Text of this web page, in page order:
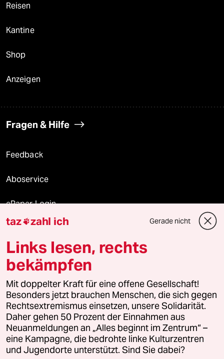
Reisen
Kantine
Shop
Anzeigen
Fragen & Hilfe
Feedback
Aboservice
ePaper Login
Downloads für Abonnierende
© 2026 taz Verlags und Vertriebs GmbH
Alle Rechte vorbehalten. Bei rechtlichen Fragen oder für Genehmigungen
wenden Sie sich bitte an
lizenzen@taz.de
Feedback Redaktionsstatut Kommune-Richtlinien
Leitlinie Informant Datenschutz Impressum AGB
taz zahl ich Gerade nicht
Links lesen, rechts
bekämpfen
Mit doppelter Kraft für eine offene Gesellschaft!
Besonders jetzt brauchen Menschen, die sich gegen
Rechtsextremismus einsetzen, unsere Solidarität.
Daher gehen 50 Prozent der Einnahmen aus
Neuanmeldungen an „Alles beginnt im Zentrum“ –
eine Kampagne, die bedrohte linke Kulturzentren
und Jugendorte unterstützt. Sind Sie dabei?